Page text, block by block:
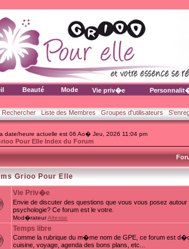
Beauté Mode Vie priv�e
Rechercher Liste des Membres Groupes d'utilisateurs
date/heure actuelle est 06 Ao� Jeu, 2026 11:04 pm
Pour Elle Index du Forum
Grioo Pour Elle
Vie Priv�e
Envie de discuter des questions que vous vous posez
psychologie? Ce forum est le votre.
Mod�rateurAltesse
Temps libre
Comme la rubrique du m�me nom de GPE, ce forum est
cuisine, voyage, agenda des bons plans, etc...